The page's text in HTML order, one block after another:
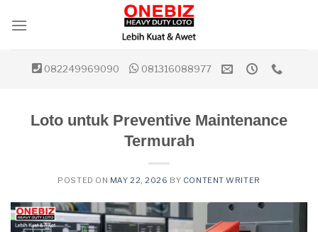
082249969090 081316088977
Loto untuk Preventive Maintenance
Termurah
POSTED ON MAY 22, 2026 BY CONTENT WRITER